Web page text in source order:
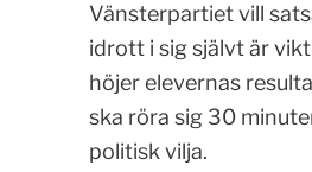
Vänsterpartiet vill
idrott i sig självt är
höjer elevernas
ska röra sig 30
politisk vilja.